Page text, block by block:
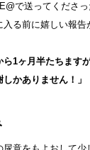
で送ってくださ
る前に嬉しい報告
ら1ヶ月半たちます
かありません！」